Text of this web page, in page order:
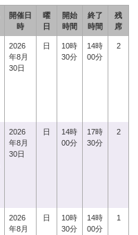
開催日
時
曜
日
開始
時間
終了
時間
残
席
2026
年8月
30日
日
10時
30分
14時
00分
2
2026
年8月
30日
日
14時
00分
17時
30分
2
2026
年8月
日
10時
30分
14時
00分
1